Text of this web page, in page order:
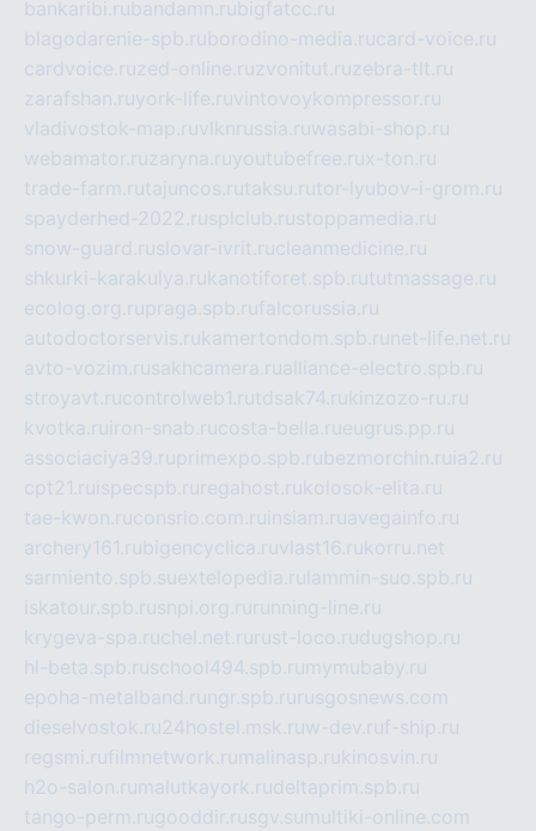
bankaribi.rubandamn.rubigfatcc.ru
blagodarenie-spb.ruborodino-media.rucard-voice.ru
cardvoice.ruzed-online.ruzvonitut.ruzebra-tlt.ru
zarafshan.ruyork-life.ruvintovoykompressor.ru
vladivostok-map.ruvlknrussia.ruwasabi-shop.ru
webamator.ruzaryna.ruyoutubefree.rux-ton.ru
trade-farm.rutajuncos.rutaksu.rutor-lyubov-i-grom.ru
spayderhed-2022.rusplclub.rustoppamedia.ru
snow-guard.ruslovar-ivrit.rucleanmedicine.ru
shkurki-karakulya.rukanotiforet.spb.rututmassage.ru
ecolog.org.rupraga.spb.rufalcorussia.ru
autodoctorservis.rukamertondom.spb.ru net-life.net.ru
avto-vozim.rusakhcamera.rualliance-electro.spb.ru
stroyavt.rucontrolweb1.rutdsak74.rukinzozo-ru.ru
kvotka.ru iron-snab.rucosta-bella.rueugrus.pp.ru
associaciya39.ruprimexpo.spb.rubezmorchin.ru ia2.ru
cpt21.ru ispecspb.ru regahost.rukolosok-elita.ru
tae-kwon.ruconsrio.com.ru insiam.ruavegainfo.ru
archery161.rubigencyclica.ruvlast16.rukorru.net
sarmiento.spb.suextelopedia.ru lammin-suo.spb.ru
iskatour.spb.rusnpi.org.ru running-line.ru
krygeva-spa.ruchel.net.ru rust-loco.rudugshop.ru
hl-beta.spb.ruschool494.spb.ru mymubaby.ru
epoha-metalband.ru ngr.spb.ru rusgosnews.com
dieselvostok.ru24hostel.msk.ruw-dev.ruf-ship.ru
regsmi.rufilmnetwork.ru malinasp.rukinosvin.ru
h2o-salon.ru malutkayork.rudeltaprim.spb.ru
tango-perm.rugooddir.rusgv.su multiki-online.com